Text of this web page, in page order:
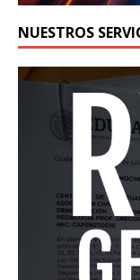
NUESTROS